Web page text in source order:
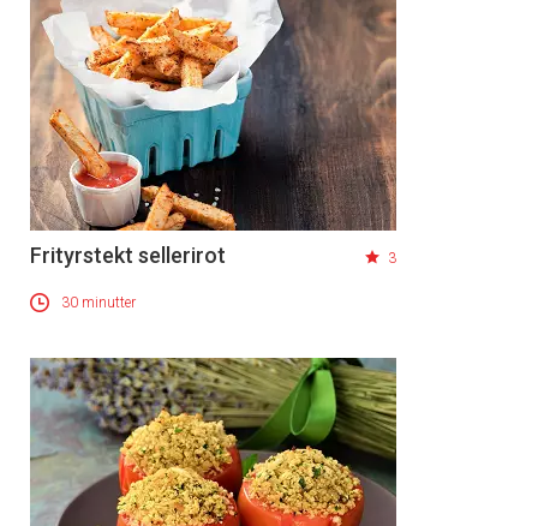
Frityrstekt sellerirot 3
30 minutter